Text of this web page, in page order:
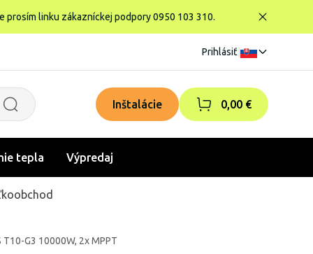
prosím linku zákazníckej podpory 0950 103 310.
Prihlásiť
Inštalácie 0,00 €
tepla Výpredaj
G3 10000W, 2x MPPT